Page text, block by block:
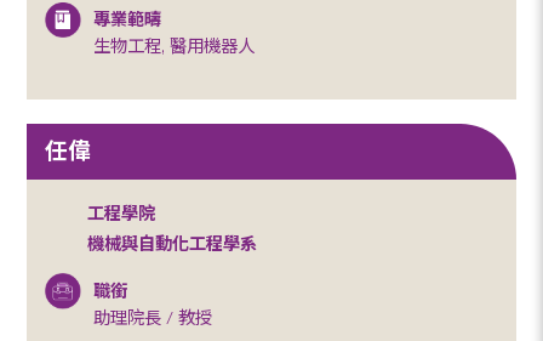
專業範疇
生物工程, 醫用機器人
任偉
工程學院
機械與自動化工程學系
職銜
助理院長 / 教授